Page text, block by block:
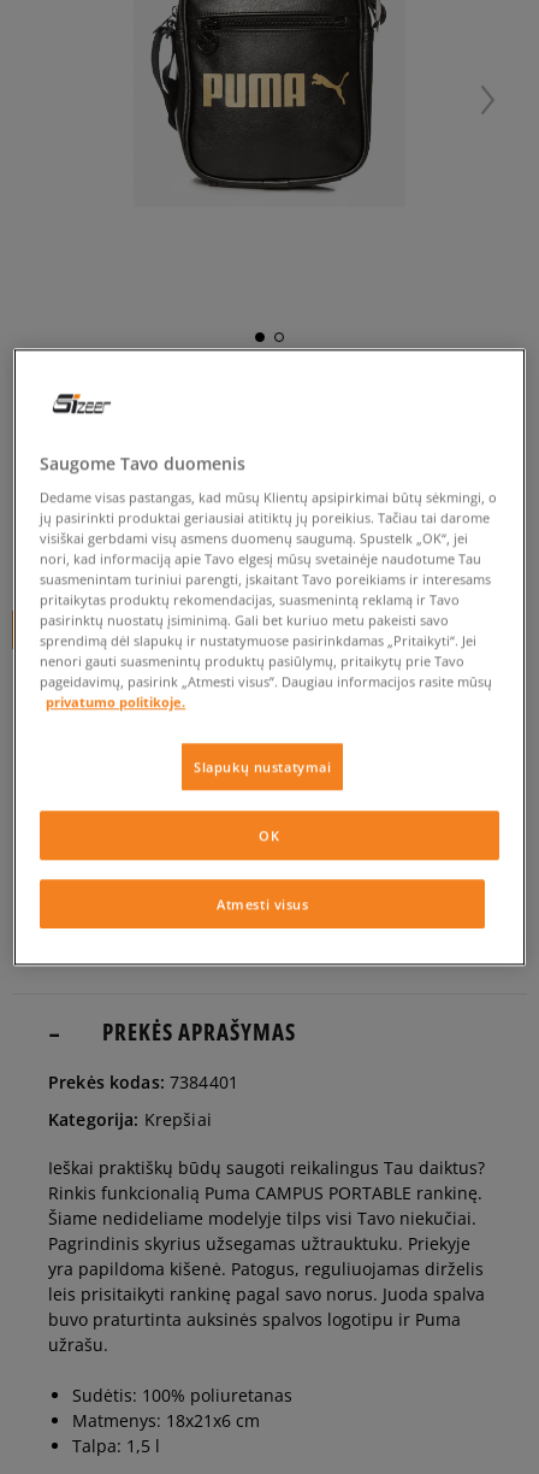
PUMA RANKINUKAS CAMPUS
unisex, krepšiai
24,95€
+ 25 tšk.SizeerClub
Jei prekė vėl bus sandėlyje, gausi pranešimą iš mūsų.
PATIKRINK PRIEINAMUMĄ PARDUOTUVĖJE
PREKĖS APRAŠYMAS
Prekės kodas: 7384401
Kategorija: Krepšiai
Ieškai praktiškų būdų saugoti reikalingus Tau daiktus?
Rinkis funkcionalią Puma CAMPUS PORTABLE rankinę.
Šiame nedideliame modelyje tilps visi Tavo niekučiai.
Pagrindinis skyrius užsegamas užtrauktuku. Priekyje
yra papildoma kišenė. Patogus, reguliuojamas dirželis
leis prisitaikyti rankinę pagal savo norus. Juoda spalva
buvo praturtinta auksinės spalvos logotipu ir Puma
užrašu.
Sudėtis: 100% poliuretanas
Matmenys: 18x21x6 cm
Talpa: 1,5 l
Saugome Tavo duomenis
Dedame visas pastangas, kad mūsų Klientų apsipirkimai būtų sėkmingi, o
jų pasirinkti produktai geriausiai atitiktų jų poreikius. Tačiau tai darome
visiškai gerbdami visų asmens duomenų saugumą. Spustelk „OK“, jei
nori, kad informaciją apie Tavo elgesį mūsų svetainėje naudotume Tau
suasmenintam turiniui parengti, įskaitant Tavo poreikiams ir interesams
pritaikytas produktų rekomendacijas, suasmenintą reklamą ir Tavo
pasirinktų nuostatų įsiminimą. Gali bet kuriuo metu pakeisti savo
sprendimą dėl slapukų ir nustatymuose pasirinkdamas „Pritaikyti“. Jei
nenori gauti suasmenintų produktų pasiūlymų, pritaikytų prie Tavo
pageidavimų, pasirink „Atmesti visus”. Daugiau informacijos rasite mūsų
privatumo politikoje.
Slapukų nustatymai
Atmesti visus
OK